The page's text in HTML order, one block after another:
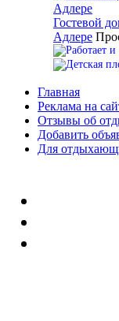
Гостевой
Адлере
Главная
Реклама на
Отзывы об
Добавить
Для